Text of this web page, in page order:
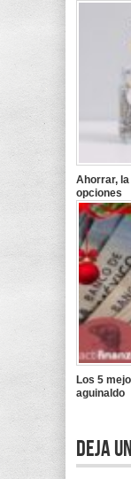
Ahorrar,
opciones
Los 5
aguinaldo
Deja